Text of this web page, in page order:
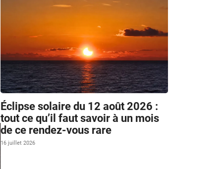
Éclipse solaire du 12 août 2026 :
tout ce qu’il faut savoir à un mois
de ce rendez-vous rare
16 juillet 2026